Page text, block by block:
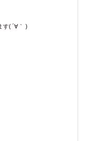
す( ´∀｀ )